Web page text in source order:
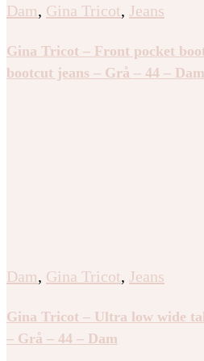
Dam, Gina Tricot, Jeans
Gina Tricot – Front pocket
bootcut jeans – Grå – 44 – Dam
Dam, Gina Tricot, Jeans
Gina Tricot – Ultra low wide
– Grå – 44 – Dam